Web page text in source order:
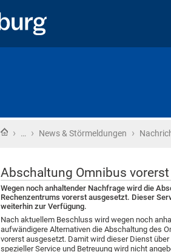
Startseite
› … › News & Störmeldungen ›
Abschaltung Omnibus
Wegen noch anhaltender Nachfrage wird die
Rechenzentrums vorerst ausgesetzt. Dieser
weiterhin zur Verfügung.
Nach aktuellem Beschluss wird wegen noch
aufwändigere Alternativen die Abschaltung des
vorerst ausgesetzt. Damit wird dieser Dienst
spezieller Service und Betreuung wird nicht